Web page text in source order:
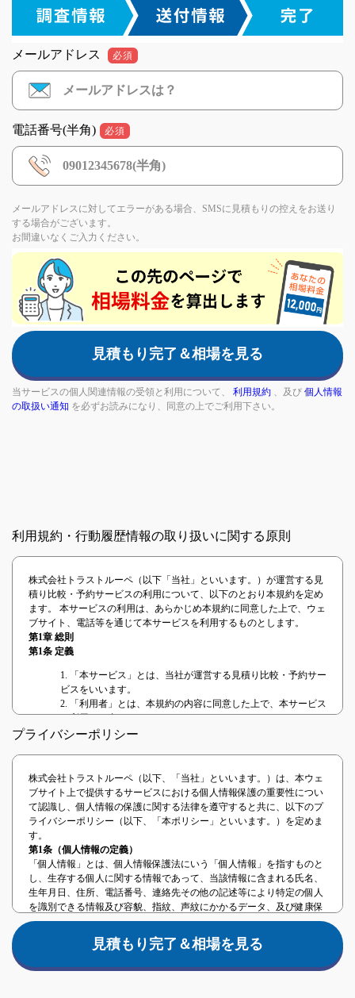
メールアドレス 必須
電話番号(半角) 必須
メールアドレスに対してエラーがある場合、SMSに見積もりの控えをお送り
する場合がございます。
お間違いなくご入力ください。
If
are
a
human,
ignore
this
field
見積もり完了＆相場を見る
当サービスの個人関連情報の受領と利用について、 利用規約 、及び 個人情報
の取扱い通知 を必ずお読みになり、同意の上でご利用下さい。
利用規約・行動履歴情報の取り扱いに関する原則
株式会社トラストルーペ（以下「当社」といいます。）が運営する見
積り比較・予約サービスの利用について、以下のとおり本規約を定め
ます。 本サービスの利用は、あらかじめ本規約に同意した上で、ウェ
ブサイト、電話等を通じて本サービスを利用するものとします。
第1章 総則
第1条 定義
1. 「本サービス」とは、当社が運営する見積り比較・予約サー
ビスをいいます。
2. 「利用者」とは、本規約の内容に同意した上で、本サービス
を利用する者をいいます。
3. 「提携事業者」とは、本サービスを提供するに当たり、当社
4. 「本契約」とは、本サービスの利用に関する契約をいいま
す。
第2条 本規約の範囲、適用
本規約は、利用者と当社との間における本サービスの利用について生
じる全ての法律関係に適用されます。 当社は、本規約に同意すること
を条件として、利用者に対し、本サービスの利用を許諾し、利用者と
当社との間における本契約が成立するものとします。
第3条 本規約等の変更
1. 当社は、次の各号のいずれかに該当する場合、利用者の承諾
を得ることなく、本規約の内容の変更（追加を含む。）ができ
るものとします。
(1) 本規約の変更が、利用者の一般の利益に適合するとき。
(2) 本規約の変更が、本契約の目的に反せず、かつ、変更の必
プライバシーポリシー
株式会社トラストルーペ（以下、「当社」といいます。）は、本ウェ
ブサイト上で提供するサービスにおける個人情報保護の重要性につい
て認識し、個人情報の保護に関する法律を遵守すると共に、以下のプ
ライバシーポリシー（以下、「本ポリシー」といいます。）を定めま
す。
第1条（個人情報の定義）
「個人情報」とは、個人情報保護法にいう「個人情報」を指すものと
し、生存する個人に関する情報であって、当該情報に含まれる氏名、
生年月日、住所、電話番号、連絡先その他の記述等により特定の個人
を識別できる情報及び容貌、指紋、声紋にかかるデータ、及び健康保
険証の保険者番号などの当該情報単体から特定の個人を識別できる情
報（個人識別情報）を指します。
第2条（事業者情報）見積もり完了＆相場を見る